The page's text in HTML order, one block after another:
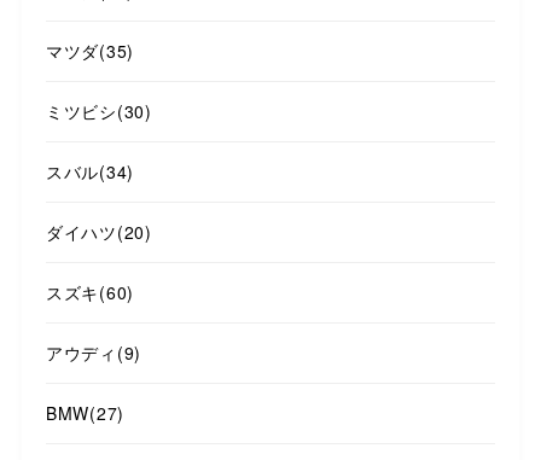
マツダ(35)
ミツビシ(30)
スバル(34)
ダイハツ(20)
スズキ(60)
アウディ (9)
BMW(27)